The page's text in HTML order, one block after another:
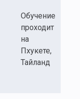
Обучение
проходит
на
Пхукете,
Тайланд